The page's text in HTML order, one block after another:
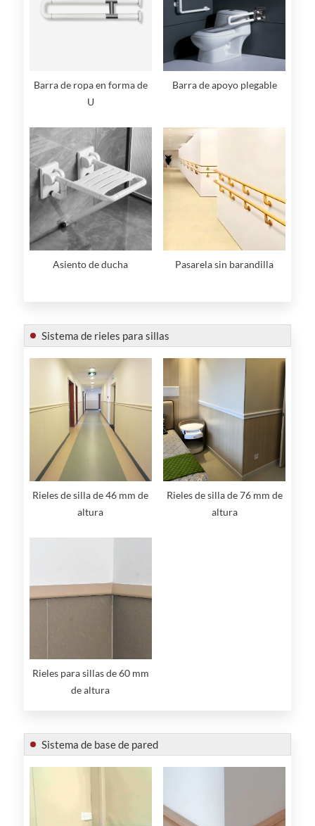
Barra de ropa en forma de
U
Barra de apoyo plegable
Asiento de ducha Pasarela sin barandilla
Sistema de rieles para sillas
Rieles de silla de 46 mm de
altura
Rieles de silla de 76 mm de
altura
Rieles para sillas de 60 mm
de altura
Sistema de base de pared